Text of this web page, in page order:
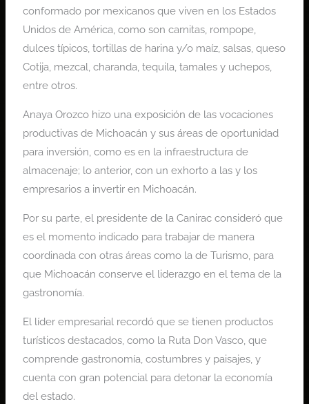
conformado por mexicanos que viven en los Estados
Unidos de América, como son carnitas, rompope,
dulces típicos, tortillas de harina y/o maíz, salsas, queso
Cotija, mezcal, charanda, tequila, tamales y uchepos,
entre otros.
Anaya Orozco hizo una exposición de las vocaciones
productivas de Michoacán y sus áreas de oportunidad
para inversión, como es en la infraestructura de
almacenaje; lo anterior, con un exhorto a las y los
empresarios a invertir en Michoacán.
Por su parte, el presidente de la Canirac consideró que
es el momento indicado para trabajar de manera
coordinada con otras áreas como la de Turismo, para
que Michoacán conserve el liderazgo en el tema de la
gastronomía.
El líder empresarial recordó que se tienen productos
turísticos destacados, como la Ruta Don Vasco, que
comprende gastronomía, costumbres y paisajes, y
cuenta con gran potencial para detonar la economía
del estado.